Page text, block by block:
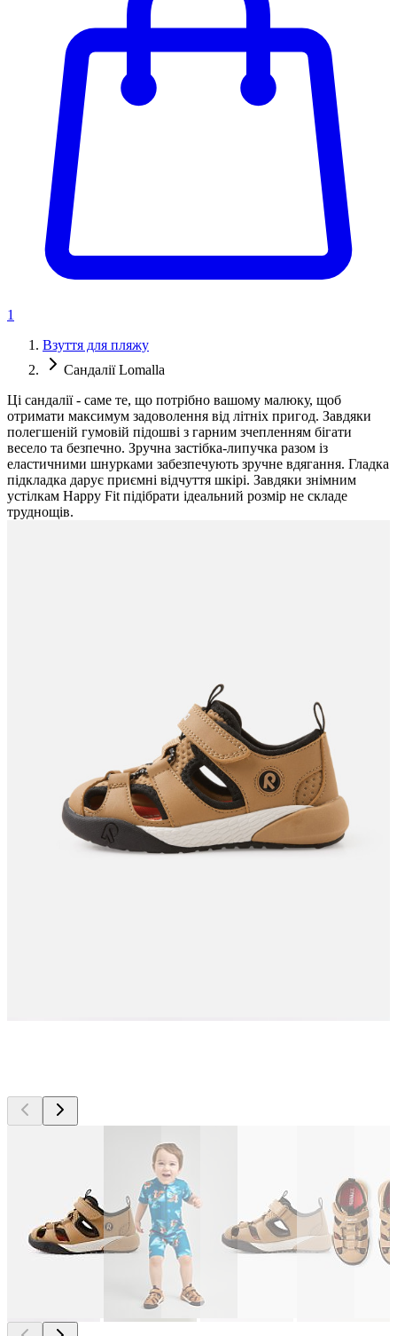
1
Взуття для пляжу
Сандалії Lomalla
Ці сандалії - саме те, що потрібно вашому малюку, щоб
отримати максимум задоволення від літніх пригод. Завдяки
полегшеній гумовій підошві з гарним зчепленням бігати
весело та безпечно. Зручна застібка-липучка разом із
еластичними шнурками забезпечують зручне вдягання. Гладка
підкладка дарує приємні відчуття шкірі. Завдяки знімним
устілкам Happy Fit підібрати ідеальний розмір не складе
труднощів.